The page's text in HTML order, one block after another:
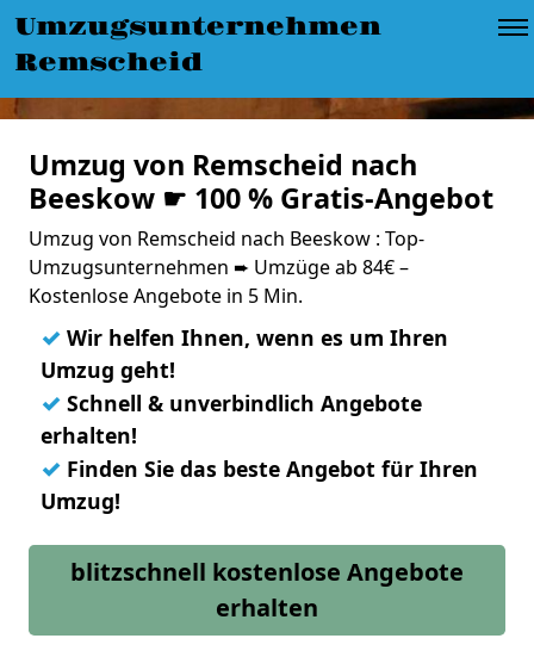
Umzugsunternehmen
Remscheid
Umzug von Remscheid nach
Beeskow ☛ 100 % Gratis-Angebot
Umzug von Remscheid nach Beeskow : Top-
Umzugsunternehmen ➨ Umzüge ab 84€ –
Kostenlose Angebote in 5 Min.
✓ Wir helfen Ihnen, wenn es um Ihren
Umzug geht!
✓ Schnell & unverbindlich Angebote
erhalten!
✓ Finden Sie das beste Angebot für Ihren
Umzug!
blitzschnell kostenlose Angebote
erhalten